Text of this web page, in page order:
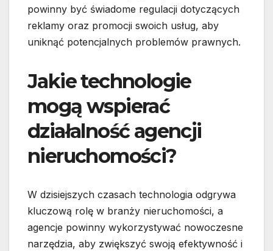
powinny być świadome regulacji dotyczących
reklamy oraz promocji swoich usług, aby
uniknąć potencjalnych problemów prawnych.
Jakie technologie
mogą wspierać
działalność agencji
nieruchomości?
W dzisiejszych czasach technologia odgrywa
kluczową rolę w branży nieruchomości, a
agencje powinny wykorzystywać nowoczesne
narzędzia, aby zwiększyć swoją efektywność i